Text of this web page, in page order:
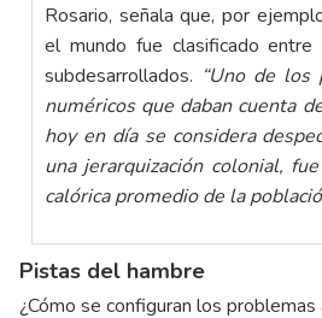
Rosario, señala que, por
el mundo fue clasificado
subdesarrollados. “Uno de los
numéricos que daban cuenta
hoy en día se considera
una jerarquización colonial,
calórica promedio de la
Pistas del hambre
¿Cómo se configuran los